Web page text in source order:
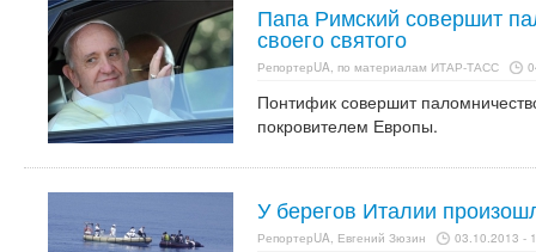
Папа Римский совершит
своего святого
РепортерUA, по материалам ИТАР-ТАСС
Понтифик совершит
покровителем Европы.
У берегов Италии
РепортерUA, Евгений Зюзин 03.10.2013 -